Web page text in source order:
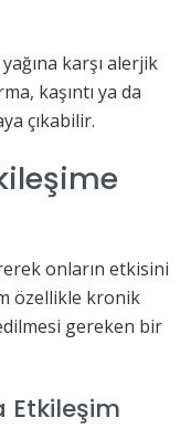
karşı alerjik
kaşıntı ya da
çıkabilir.
onların etkisini
özellikle kronik
gereken bir
Etkileşim